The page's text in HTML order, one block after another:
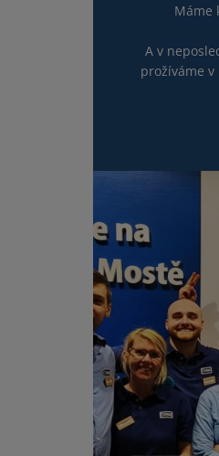
Máme
A v
prožíváme